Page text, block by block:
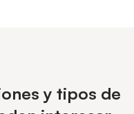
y tipos de